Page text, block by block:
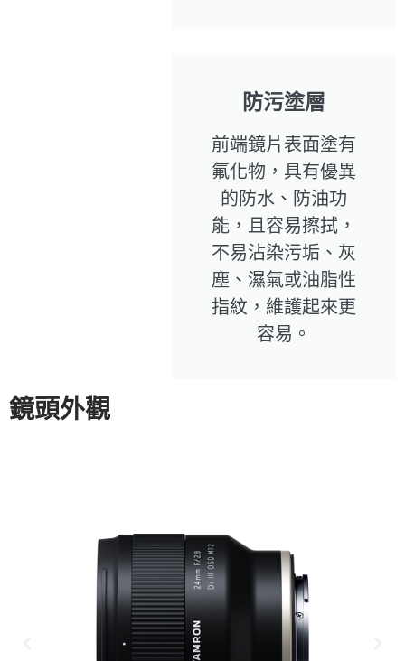
防污塗層
前端鏡片表面塗有
氟化物，具有優異
的防水、防油功
能，且容易擦拭，
不易沾染污垢、灰
塵、濕氣或油脂性
指紋，維護起來更
容易。
鏡頭外觀